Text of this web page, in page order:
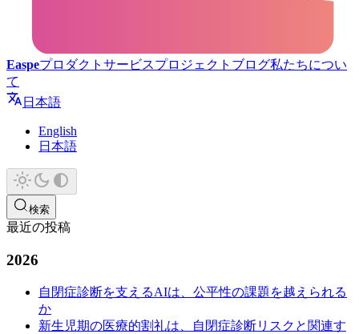
Easpeプロダクト サービスプロジェクト ブログ私たちについ
て
日本語
English
日本語
検索
最近の投稿
2026
自閉症診断を支えるAIは、公平性の課題を越えられる
か
新生児期の医療的割礼は、自閉症診断リスクと関連す